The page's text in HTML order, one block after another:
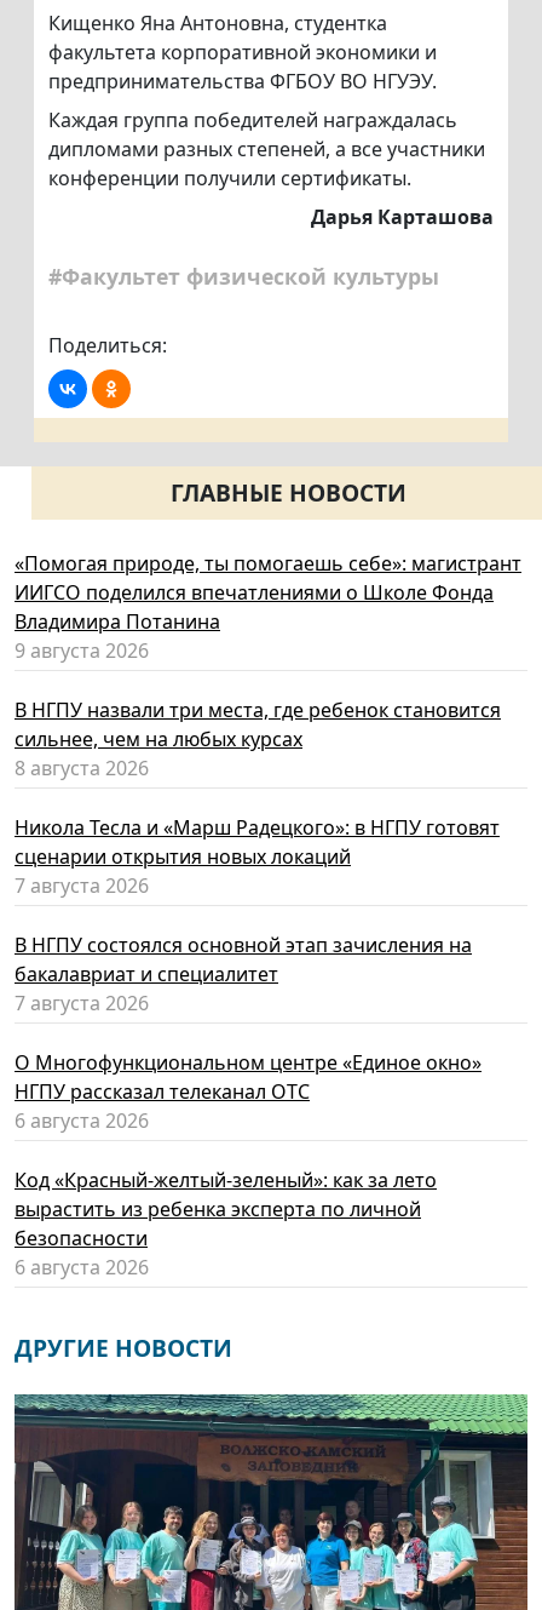
Кищенко Яна Антоновна, студентка
факультета корпоративной экономики и
предпринимательства ФГБОУ ВО НГУЭУ.
Каждая группа победителей награждалась
дипломами разных степеней, а все участники
конференции получили сертификаты.
Дарья Карташова
#Факультет физической культуры
Поделиться:
ГЛАВНЫЕ НОВОСТИ
«Помогая природе, ты помогаешь себе»: магистрант
ИИГСО поделился впечатлениями о Школе Фонда
Владимира Потанина
9 августа 2026
В НГПУ назвали три места, где ребенок становится
сильнее, чем на любых курсах
8 августа 2026
Никола Тесла и «Марш Радецкого»: в НГПУ готовят
сценарии открытия новых локаций
7 августа 2026
В НГПУ состоялся основной этап зачисления на
бакалавриат и специалитет
7 августа 2026
О Многофункциональном центре «Единое окно»
НГПУ рассказал телеканал ОТС
6 августа 2026
Код «Красный-желтый-зеленый»: как за лето
вырастить из ребенка эксперта по личной
безопасности
6 августа 2026
ДРУГИЕ НОВОСТИ